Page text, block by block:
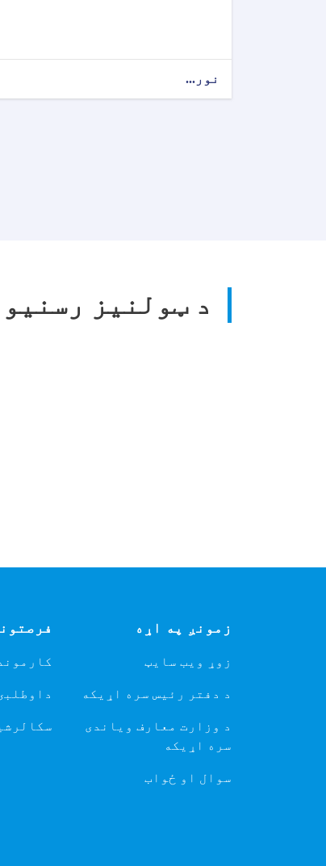
نور...
د ټولنیز
زمونږ په اړه
زوړ ویب سایټ
د دفتر رئیس سره اړیکه
د وزارت معارف ویاندی
سره اړیکه
سوال او ځواب